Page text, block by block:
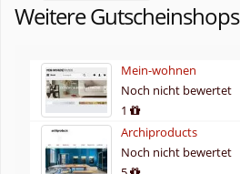
Weitere Gutscheinshops
Mein-wohnen
Noch nicht bewertet
1
Archiproducts
Noch nicht bewertet